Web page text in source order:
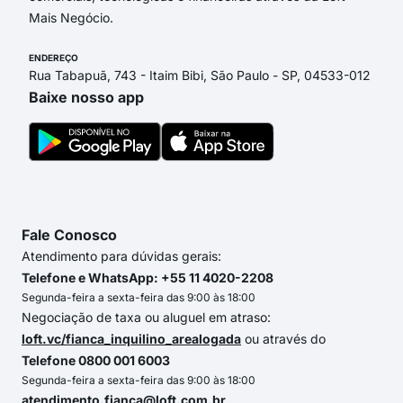
Mais Negócio.
ENDEREÇO
Rua Tabapuã, 743 - Itaim Bibi, São Paulo - SP, 04533-012
Baixe nosso app
Fale Conosco
Atendimento para dúvidas gerais:
Telefone e WhatsApp: +55 11 4020-2208
Segunda-feira a sexta-feira das 9:00 às 18:00
Negociação de taxa ou aluguel em atraso:
loft.vc/fianca_inquilino_arealogada ou através do
Telefone 0800 001 6003
Segunda-feira a sexta-feira das 9:00 às 18:00
atendimento.fianca@loft.com.br